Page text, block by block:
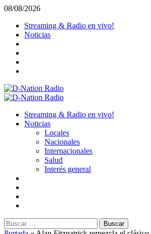
Saltar
contenido
08/08/2026
Streaming & Radio en vivo!
Noticias
Menú
Streaming & Radio en vivo!
Noticias
Locales
Nacionales
Internacionales
Salud
Interés general
Buscar: